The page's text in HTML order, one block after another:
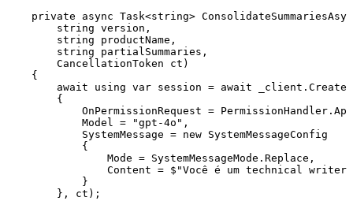
    private
async Task<string>
        string
version ,
        string
productName ,
        string
partialSummaries ,
        CancellationToken
ct)
    {
        await
using var session = await _client .
        {
            OnPermissionRequest
= PermissionHandler .
            Model
= "gpt-4o " ,
            SystemMessage
= new SystemMessageConfig
            {
                Mode
= SystemMessageMode . Replace ,
                Content
= $"Você é um technical
            }
        }
,
ct);